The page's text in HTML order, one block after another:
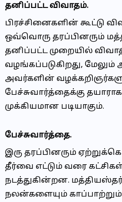
தனிப்பட்ட விவாதம்.
பிரச்சினைகளின் கூட்டு
ஒவ்வொரு தரப்பினரும்
தனிப்பட்ட முறையில்
வழங்கப்படுகிறது,
அவர்களின்
பேச்சுவார்த்தைக்கு
முக்கியமான படியாகும்.
பேச்சுவார்த்தை.
இரு தரப்பினரும்
தீர்வை எட்டும் வரை
நடத்துகின்றன.
நலன்களையும்